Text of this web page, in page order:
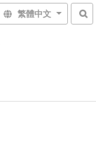
繁體中文